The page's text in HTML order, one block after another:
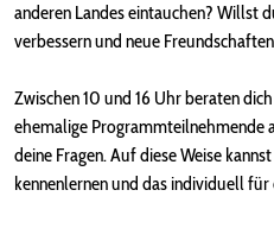
anderen Landes eintauchen? Willst
verbessern und neue
Zwischen 10 und 16 Uhr beraten
ehemalige Programmteilnehmende
deine Fragen. Auf diese Weise
kennenlernen und das individuell